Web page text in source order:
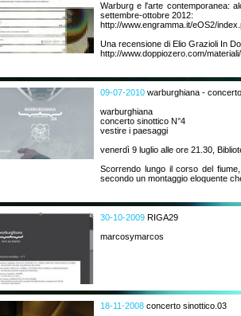
Warburg e l'arte contemporanea:
settembre-ottobre 2012:
http://www.engramma.it/eOS2/
Una recensione di Elio Grazioli In
http://www.doppiozero.com/
09-07-2010 warburghiana -
warburghiana
concerto sinottico N°4
vestire i paesaggi
venerdì 9 luglio alle ore 21.30,
Scorrendo lungo il corso del
secondo un montaggio eloquente
30-10-2009 RIGA29
marcosymarcos
18-11-2008 concerto sinottico.03